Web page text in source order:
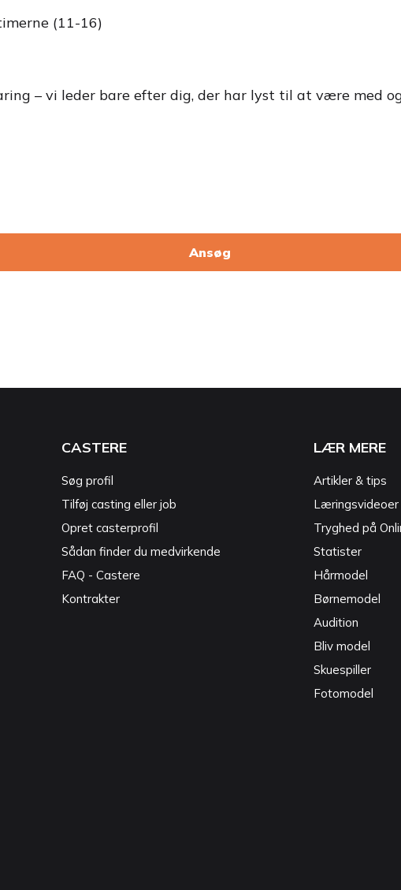
(11-16)
– vi leder bare efter dig, der har lyst til at være med
Ansøg
CASTERE
Søg profil
Tilføj casting eller job
Opret casterprofil
Sådan finder du medvirkende
FAQ - Castere
Kontrakter
LÆR MERE
Artikler & tips
Læringsvideoer
Tryghed på
Statister
Hårmodel
Børnemodel
Audition
Bliv model
Skuespiller
Fotomodel